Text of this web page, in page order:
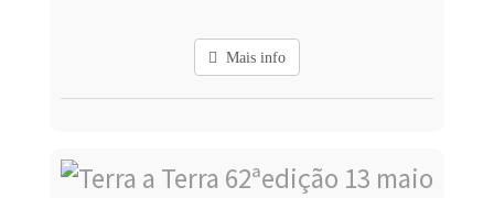
Mais info